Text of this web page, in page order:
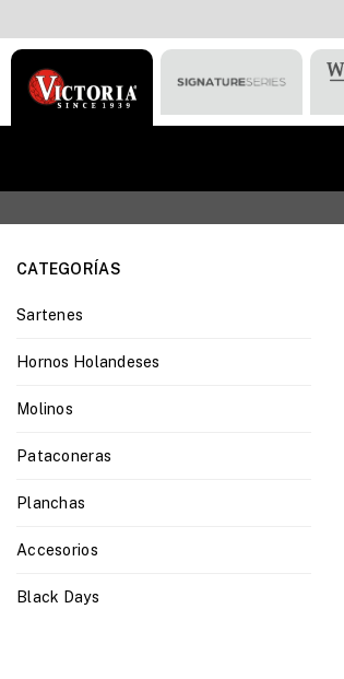
VICTORIA
CATEGORÍAS
Sartenes
Hornos Holandeses
Molinos
Pataconeras
Planchas
Accesorios
Black Days